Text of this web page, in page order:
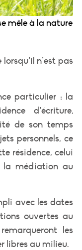
mêle à la nature
n’est pas
particulier : la
d’écriture,
de son temps
personnels, ce
résidence, celui
la médiation au
avec les dates
ouvertes au
les
libres au milieu.